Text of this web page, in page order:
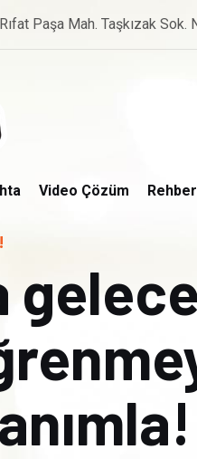
Paşa Mah. Taşkızak
Video Çözüm